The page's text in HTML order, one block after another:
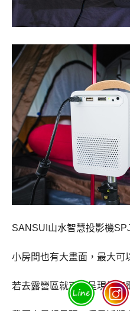
SANSUI山水智慧投影機
小房間也有大畫面，最大可
若去露營區就可以呈現星空